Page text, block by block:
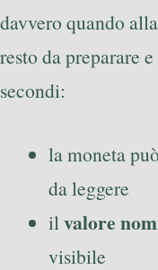
davvero quando
resto da preparare
secondi:
la moneta
da leggere
il valore
visibile